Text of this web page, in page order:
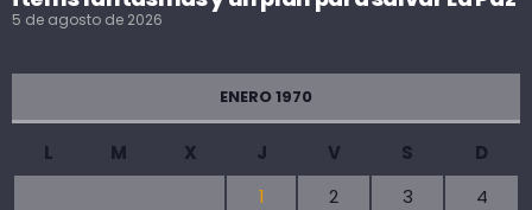
5 de agosto de 2026
ENERO 1970
L M X J V S
D
1
2 3
4